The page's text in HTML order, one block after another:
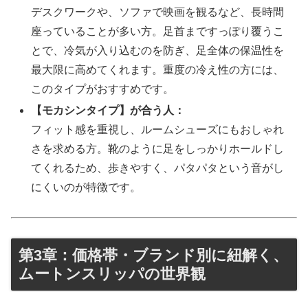
デスクワークや、ソファで映画を観るなど、長時間
座っていることが多い方。足首まですっぽり覆うこ
とで、冷気が入り込むのを防ぎ、足全体の保温性を
最大限に高めてくれます。重度の冷え性の方には、
このタイプがおすすめです。
【モカシンタイプ】が合う人：
フィット感を重視し、ルームシューズにもおしゃれ
さを求める方。靴のように足をしっかりホールドし
てくれるため、歩きやすく、パタパタという音がし
にくいのが特徴です。
第3章：価格帯・ブランド別に紐解く、
ムートンスリッパの世界観